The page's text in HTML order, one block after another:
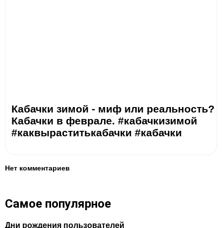
Кабачки зимой - миф или реальность?
Кабачки в феврале. #кабачкизимой
#каквыраститькабачки #кабачки
Нет комментариев
Самое популярное
Дни рождения пользователей